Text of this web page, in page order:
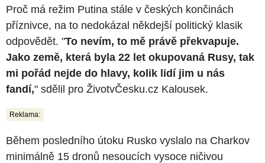
Proč má režim Putina stále v českých končinách
příznivce, na to nedokázal někdejší politický klasik
odpovědět. "To nevím, to mě právě překvapuje.
Jako země, která byla 22 let okupovaná Rusy, tak
mi pořád nejde do hlavy, kolik lidí jim u nás
fandí," sdělil pro ŽivotvČesku.cz Kalousek.
Reklama:
Během posledního útoku Rusko vyslalo na Charkov
minimálně 15 dronů nesoucích vysoce ničivou